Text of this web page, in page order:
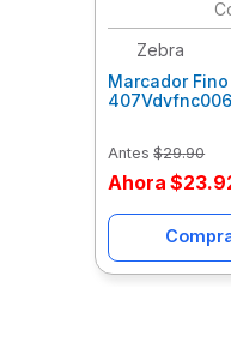
Zebra
Marcador
407Vdvfnc006
Antes $29.90
Ahora $23.